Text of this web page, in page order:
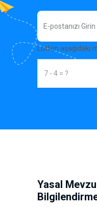
Lütfen aşağıdaki
Yasal